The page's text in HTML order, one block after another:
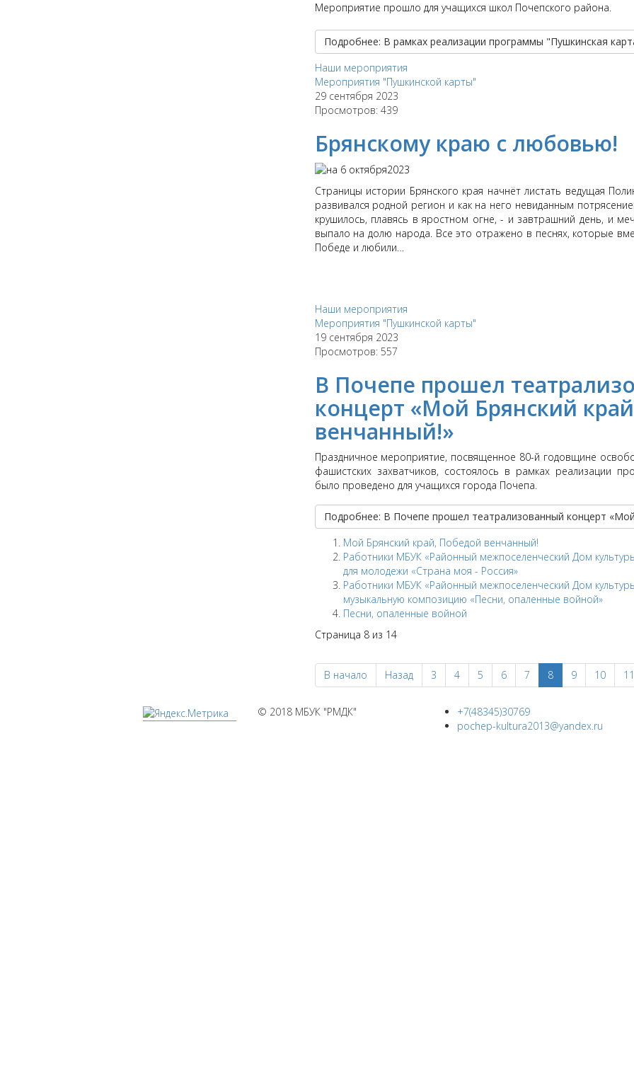
Мероприятие прошло для учащихся школ Почепского района.
Подробнее: В рамках реализации программы "Пушкинская
Наши мероприятия
Мероприятия "Пушкинской карты"
29 сентября 2023
Просмотров: 439
Брянскому краю с любовью!
Страницы истории Брянского края начнёт листать ведущая
развивался родной регион и как на него невиданным
крушилось, плавясь в яростном огне, - и завтрашний день, и
выпало на долю народа. Все это отражено в песнях, которые
Победе и любили…
Наши мероприятия
Мероприятия "Пушкинской карты"
19 сентября 2023
Просмотров: 557
В Почепе прошел
концерт «Мой Брянский
венчанный!»
Праздничное мероприятие, посвященное 80-й годовщине
фашистских захватчиков, состоялось в рамках реализации
было проведено для учащихся города Почепа.
Подробнее: В Почепе прошел театрализованный концерт
Мой Брянский край, Победой венчанный!
Работники МБУК «Районный межпоселенческий Дом
для молодежи «Страна моя - Россия»
Работники МБУК «Районный межпоселенческий Дом
музыкальную композицию «Песни, опаленные войной»
Песни, опаленные войной
Страница 8 из 14
В начало Назад 3 4 5 6 7 8 9 10 11
© 2018 МБУК "РМДК"
+7(48345)30769
pochep-kultura2013@yandex.ru